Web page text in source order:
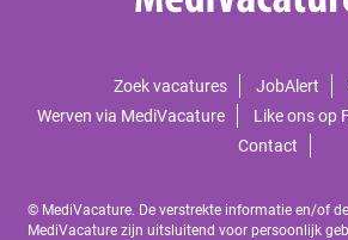
Zoek vacatures JobAlert
Werven via MediVacature
Like ons op
Contact
© MediVacature. De verstrekte informatie en/of
MediVacature zijn uitsluitend voor persoonlijk